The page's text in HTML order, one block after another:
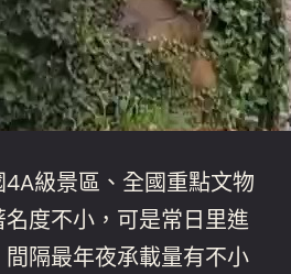
級景區、全國重點文物
度不小，可是常日里進
隔最年夜承載量有不小